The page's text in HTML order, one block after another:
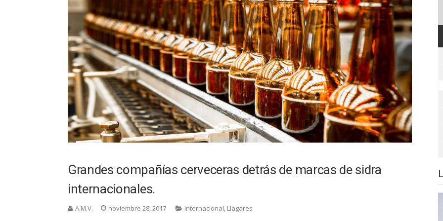
Grandes compañías cerveceras detrás de marcas de sidra
internacionales.
A.M.V. noviembre 28, 2017 Internacional, Llagares